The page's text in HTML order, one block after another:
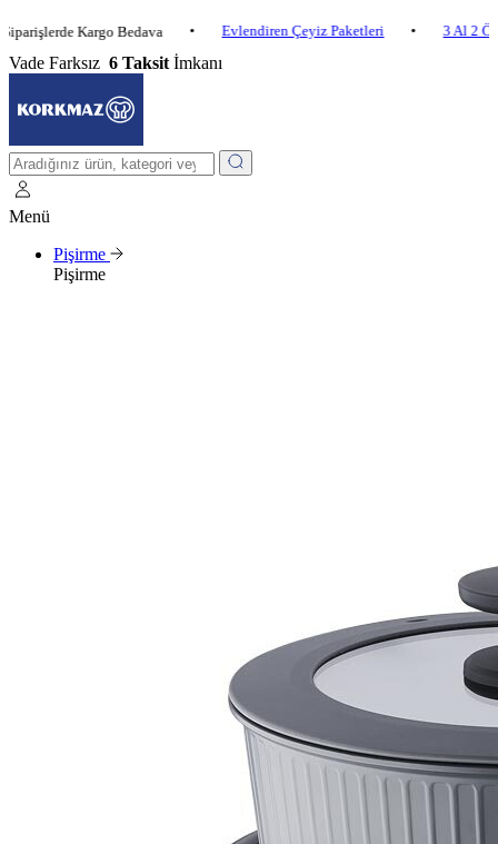
Kargo Bedava • Evlendiren Çeyiz Paketleri • 3 Al 2 Öde •
Vade Farksız 6 Taksit İmkanı
Menü
Pişirme
Pişirme